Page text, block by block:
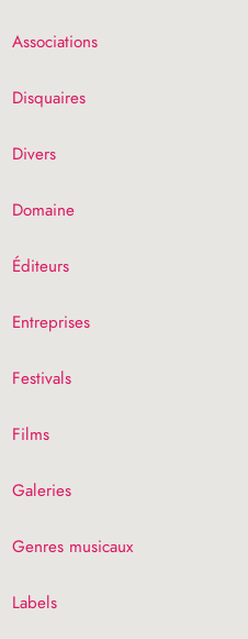
Associations
Disquaires
Divers
Domaine
Éditeurs
Entreprises
Festivals
Films
Galeries
Genres musicaux
Labels